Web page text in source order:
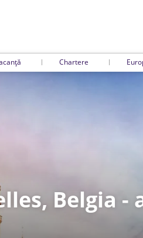
Chartere
Belgia -